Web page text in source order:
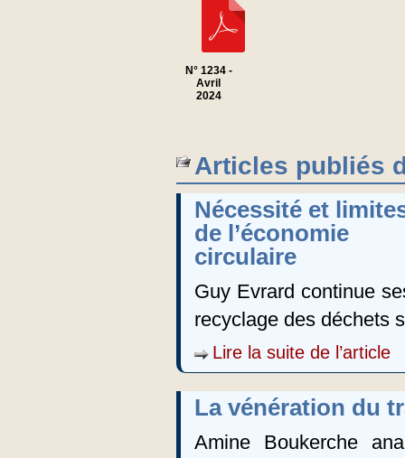
N° 1234 -
Avril
2024
Articles publiés
Nécessité et
de l’économie
circulaire
Guy Evrard continue
recyclage des déchets
Lire la suite de l’article
La vénération du
Amine Boukerche